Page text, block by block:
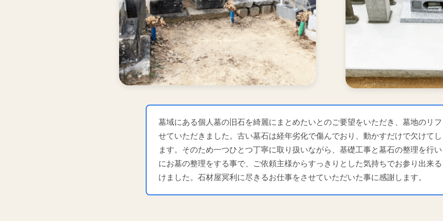
墓域にある個人墓の旧石を綺麗にまとめたいとのご要望をいただき、墓地のリ
せていただきました。古い墓石は経年劣化で傷んでおり、動かすだけで欠けてし
ます。そのため一つひとつ丁寧に取り扱いながら、基礎工事と墓石の整理を行
にお墓の整理をする事で、ご依頼主様からすっきりとした気持ちでお参り出来
けました。石材屋冥利に尽きるお仕事をさせていただいた事に感謝します。